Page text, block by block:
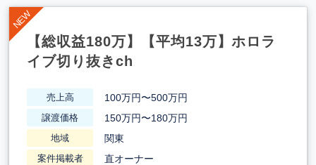
【総収益180万】【平均13万】ホロラ
イブ切り抜きch
売上高 100万円〜500万円
譲渡価格 150万円〜180万円
地域 関東
案件掲載者 直オーナー